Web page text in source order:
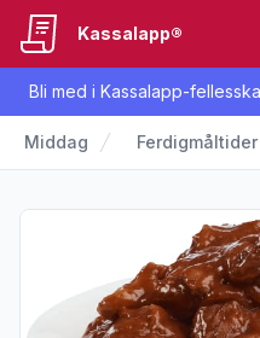
Bli med i Kassalapp-
Kassalapp®
Middag Ferdigmåltider